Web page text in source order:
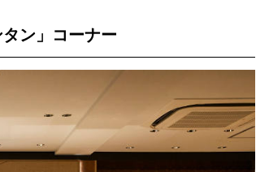
ン」コーナー